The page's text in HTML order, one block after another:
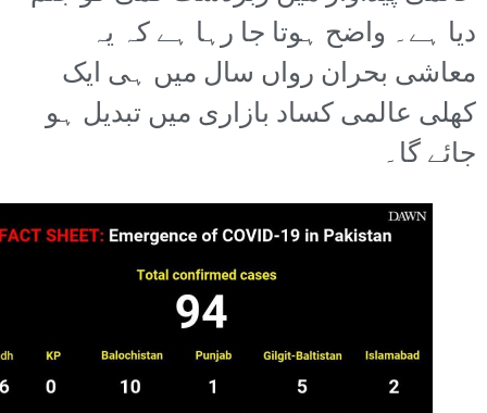
دیا ہے۔ واضح ہوتا جا رہا ہے کہ یہ
معاشی بحران رواں سال میں ہی ایک
کھلی عالمی کساد بازاری میں تبدیل ہو
جائے گا۔